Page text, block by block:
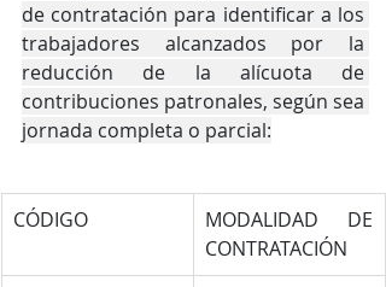
de contratación para identificar a los
trabajadores alcanzados por la
reducción de la alícuota de
contribuciones patronales, según sea
jornada completa o parcial:
CÓDIGO
MODALIDAD DE
CONTRATACIÓN